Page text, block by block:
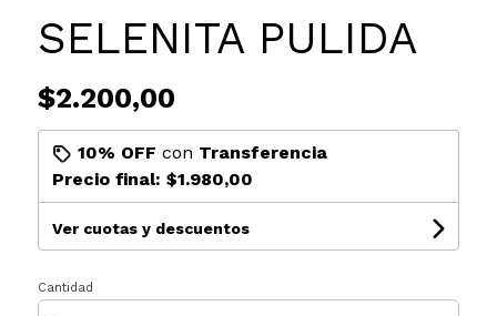
SELENITA PULIDA
$2.200,00
10% OFF con Transferencia
Precio final: $1.980,00
Ver cuotas y descuentos
Cantidad